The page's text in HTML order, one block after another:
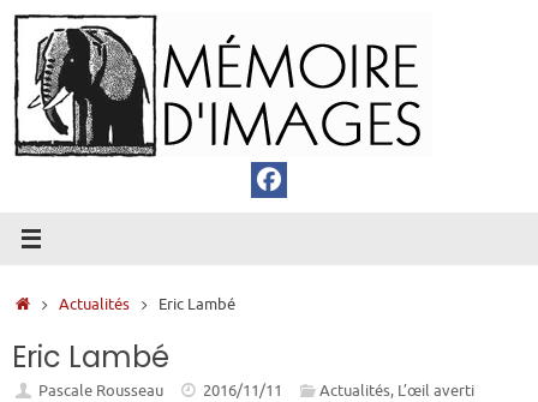
Passer
au
contenu
Accueil
Actualités Eric Lambé
Eric Lambé
Pascale Rousseau 2016/11/11 Actualités, L’œil averti